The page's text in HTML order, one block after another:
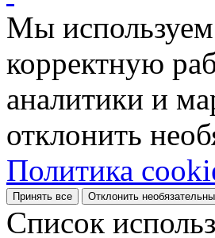
Мы
корректную
аналитики и
отклонить
Политика
Принять все Отклонить
Список